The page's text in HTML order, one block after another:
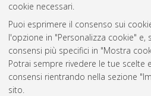
cookie necessari.
Puoi esprimere il consenso sui
l'opzione in "Personalizza cookie" e,
consensi più specifici in "Mostra
Potrai sempre rivedere le tue scelte
consensi rientrando nella sezione
sito.
Atom
Rss 1.0
Rss 2.0